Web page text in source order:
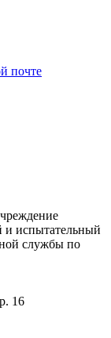
почте
и испытательный
службы по
16